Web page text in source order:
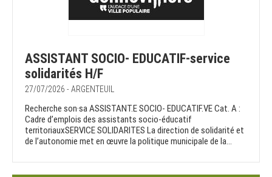
ASSISTANT SOCIO- EDUCATIF-service
solidarités H/F
27/07/2026 - ARGENTEUIL
Recherche son·sa ASSISTANT.E SOCIO- EDUCATIF.VE Cat. A :
Cadre d’emplois des assistants socio-éducatif
territoriauxSERVICE SOLIDARITES La direction de solidarité et
de l’autonomie met en œuvre la politique municipale de la...